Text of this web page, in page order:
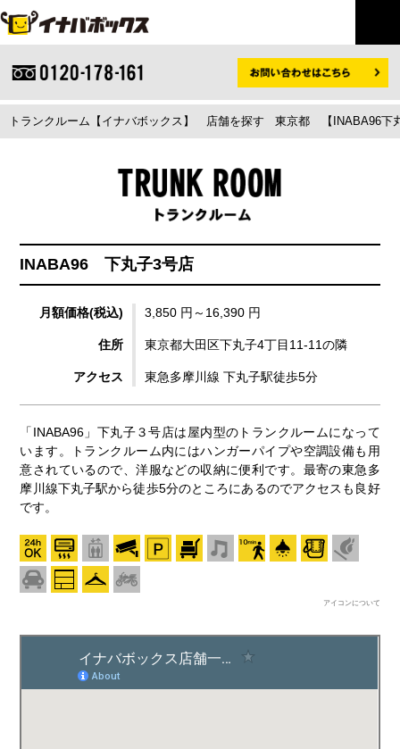
トランクルーム【イナバボックス】 店舗を探す 東京都 【INABA96
INABA96 下丸子3号店
月額価格(税込) 3,850 円～16,390 円
住所 東京都大田区下丸子4丁目11-11の隣
アクセス 東急多摩川線 下丸子駅徒歩5分
「INABA96」下丸子３号店は屋内型のトランクルームになって
います。トランクルーム内にはハンガーパイプや空調設備も用
意されているので、洋服などの収納に便利です。最寄の東急多
摩川線下丸子駅から徒歩5分のところにあるのでアクセスも良好
です。
アイコンについて